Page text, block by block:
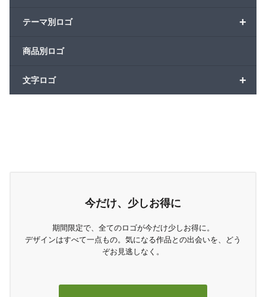
+
テーマ別ロゴ
商品別ロゴ
+
文字ロゴ
今だけ、少しお得に
期間限定で、全てのロゴが今だけ少しお得に。
デザインはすべて一点もの。気になる作品との出会いを、どう
ぞお見逃しなく。